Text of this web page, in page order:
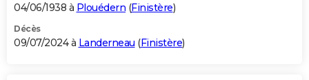
04/06/1938 à Plouédern (Finistère)
Décès
09/07/2024 à Landerneau (Finistère)